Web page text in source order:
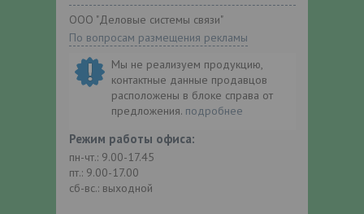
ООО "Деловые системы связи"
По вопросам размещения рекламы
Мы не реализуем продукцию,
контактные данные продавцов
расположены в блоке справа от
предложения. подробнее
Режим работы офиса:
пн-чт.: 9.00-17.45
пт.: 9.00-17.00
сб-вс.: выходной